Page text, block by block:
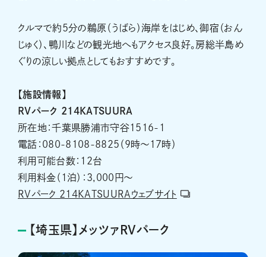
クルマで約5分の鵜原（うばら）海岸をはじめ、御宿（おん
じゅく）、鴨川などの観光地へもアクセス良好。房総半島め
ぐりの涼しい拠点としてもおすすめです。
【施設情報】
RVパーク 214KATSUURA
所在地：千葉県勝浦市守谷1516-1
電話：080-8108-8825（9時～17時）
利用可能台数：12台
利用料金（1泊）：3,000円～
RVパーク 214KATSUURAウェブサイト
【埼玉県】メッツァRVパーク